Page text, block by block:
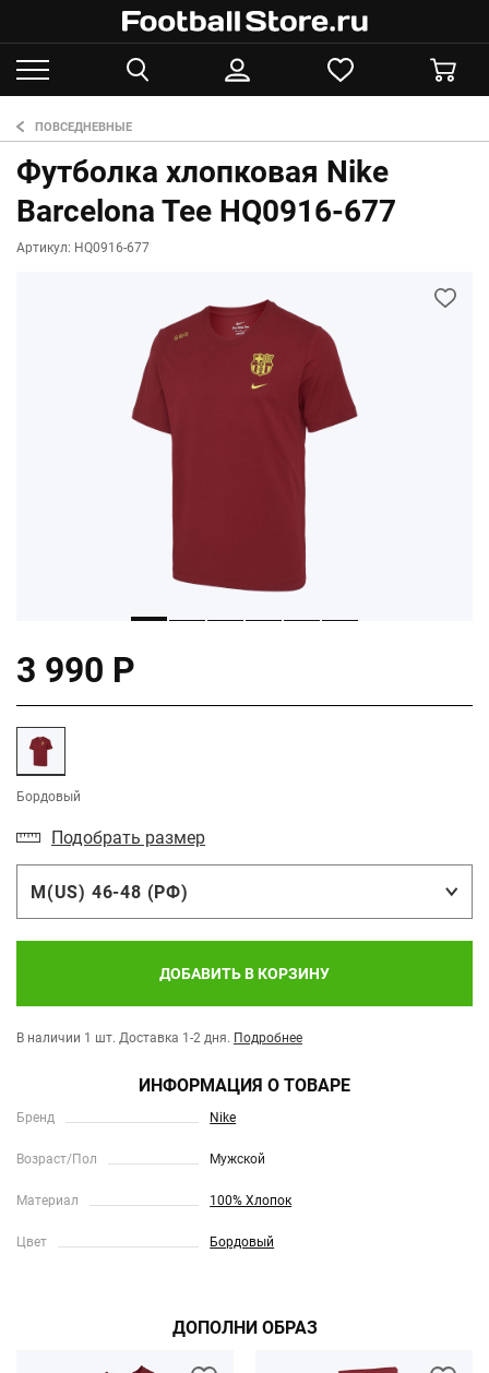
ПОВСЕДНЕВНЫЕ
Футболка хлопковая Nike
Barcelona Tee HQ0916-677
Артикул: HQ0916-677
3 990 Р
Бордовый
Подобрать размер
M(US) 46-48 (РФ)
ДОБАВИТЬ В КОРЗИНУ
В наличии 1 шт. Доставка 1-2 дня. Подробнее
ИНФОРМАЦИЯ О ТОВАРЕ
Бренд Nike
Возраст/Пол Мужской
Материал 100% Хлопок
Цвет Бордовый
ДОПОЛНИ ОБРАЗ